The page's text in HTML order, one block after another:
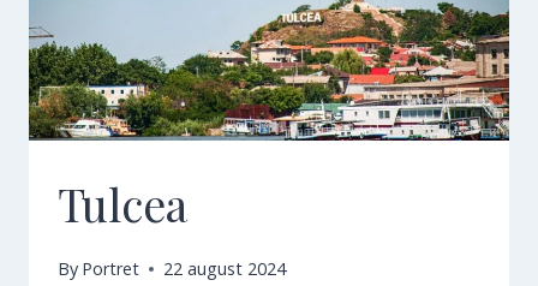
Tulcea
By Portret 22 august 2024